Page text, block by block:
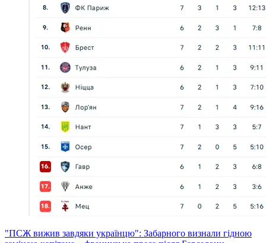
"ПСЖ вижив завдяки українцю": Забарного визнали гідною